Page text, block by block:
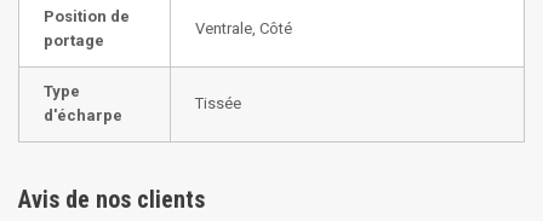
Position de
portage
Ventrale, Côté
Type
d'écharpe
Tissée
Avis de nos clients